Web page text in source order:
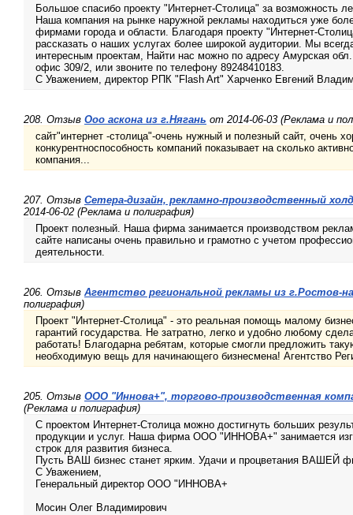
Большое спасибо проекту "Интернет-Столица" за возможность
Наша компания на рынке наружной рекламы находиться уже
фирмами города и области. Благодаря проекту "Интернет-
рассказать о наших услугах более широкой аудитории. Мы
интересным проектам, Найти нас можно по адресу Амурская
офис 309/2, или звоните по телефону 89248410183.
С Уважением, директор РПК "Flash Art" Харченко Евгений
208. Отзыв Ооо аскона из г.Нягань от 2014-06-03 (Реклама и
сайт"интернет -столица"-очень нужный и полезный сайт, очень
конкурентноспособность компаний показывает на сколько
компания...
207. Отзыв Сетера-дизайн, рекламно-производственный
2014-06-02 (Реклама и полиграфия)
Проект полезный. Наша фирма занимается производством
сайте написаны очень правильно и грамотно с учетом
деятельности.
206. Отзыв Агентство региональной рекламы из г.Ростов-
полиграфия)
Проект "Интернет-Столица" - это реальная помощь малому
гарантий государства. Не затратно, легко и удобно любому
работать! Благодарна ребятам, которые смогли предложить
необходимую вещь для начинающего бизнесмена! Агентство
205. Отзыв ООО "Иннова+", торгово-производственная
(Реклама и полиграфия)
С проектом Интернет-Столица можно достигнуть больших
продукции и услуг. Наша фирма ООО "ИННОВА+" занимается
строк для развития бизнеса.
Пусть ВАШ бизнес станет ярким. Удачи и процветания ВАШЕЙ
С Уважением,
Генеральный директор ООО "ИННОВА+
Мосин Олег Владимирович